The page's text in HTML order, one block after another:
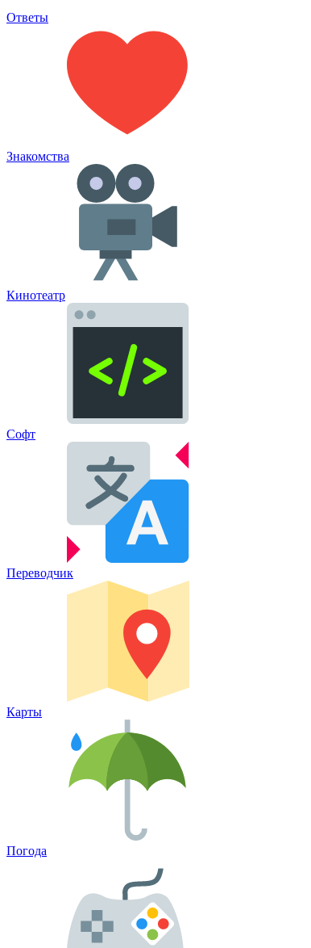
Ответы
Знакомства
Кинотеатр
Софт
Переводчик
Карты
Погода